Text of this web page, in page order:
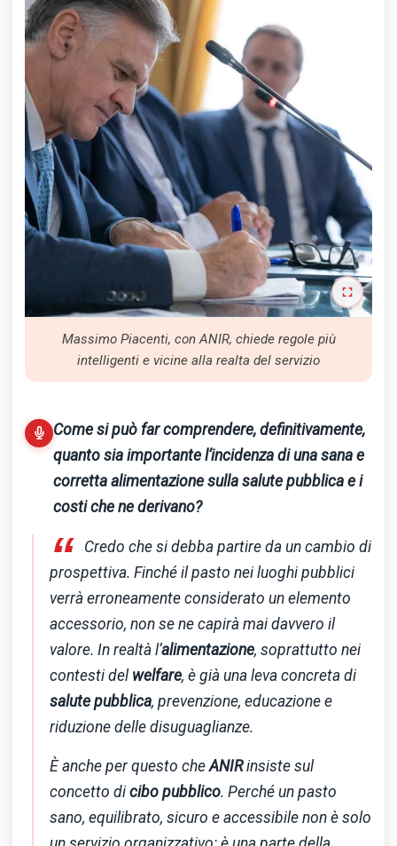
Massimo Piacenti, con ANIR, chiede regole più
intelligenti e vicine alla realta del servizio
Come si può far comprendere, definitivamente,
quanto sia importante l’incidenza di una sana e
corretta alimentazione sulla salute pubblica e i
costi che ne derivano?
“ Credo che si debba partire da un cambio di
prospettiva. Finché il pasto nei luoghi pubblici
verrà erroneamente considerato un elemento
accessorio, non se ne capirà mai davvero il
valore. In realtà l’alimentazione, soprattutto nei
contesti del welfare, è già una leva concreta di
salute pubblica, prevenzione, educazione e
riduzione delle disuguaglianze.
È anche per questo cheANIRinsiste sul
concetto di cibo pubblico. Perché un pasto
sano, equilibrato, sicuro e accessibile non è solo